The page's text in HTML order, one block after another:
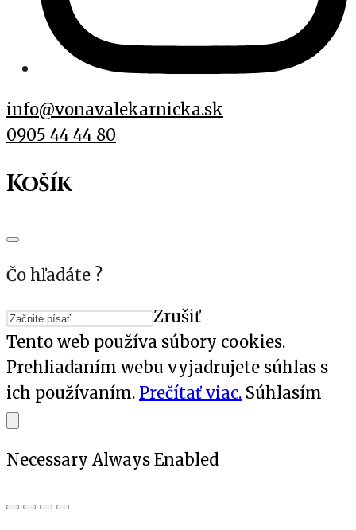
info@vonavalekarnicka.sk
0905 44 44 80
Košík
Čo hľadáte ?
Zrušiť
Tento web používa súbory cookies.
Prehliadaním webu vyjadrujete súhlas s
ich používaním. Prečítať viac. Súhlasím
Necessary Always Enabled